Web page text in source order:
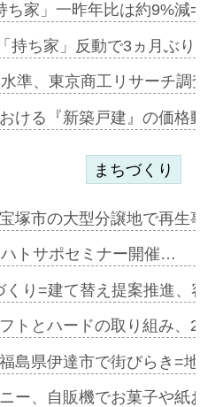
ち家」一昨年比は約9%
持ち家」反動で3ヵ月ぶ
準、東京商工リサーチ
ける『新築戸建』の価
まちづくり
塚市の大型分譲地で再
トサポセミナー開催…
くり=建て替え提案推進
トとハードの取り組み
島県伊達市で街びらき=
ー、自販機でお菓子や